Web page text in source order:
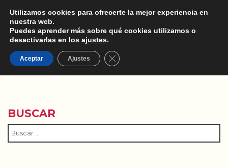
MOBILE ENGAGEMENT
BUSCAR
Utilizamos cookies para ofrecerte la mejor experiencia en
nuestra web.
Puedes aprender más sobre qué cookies utilizamos o
desactivarlas en los ajustes.
Aceptar Ajustes Cerrar el banner de cookies RGPD